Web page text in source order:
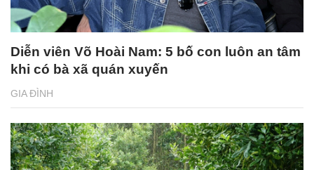
Diễn viên Võ Hoài Nam: 5 bố con luôn an tâm
khi có bà xã quán xuyến
GIA ĐÌNH